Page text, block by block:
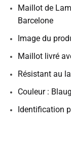
Maillot de
Barcelone
Image du
Maillot livré
Résistant au
Couleur :
Identification